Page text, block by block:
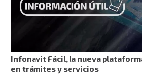
Infonavit Fácil, la nueva
en trámites y servicios